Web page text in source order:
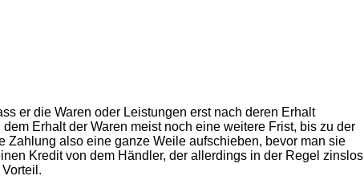
er die Waren oder Leistungen erst nach deren Erhalt
Erhalt der Waren meist noch eine weitere Frist, bis zu der
Zahlung also eine ganze Weile aufschieben, bevor man sie
Kredit von dem Händler, der allerdings in der Regel zinslos